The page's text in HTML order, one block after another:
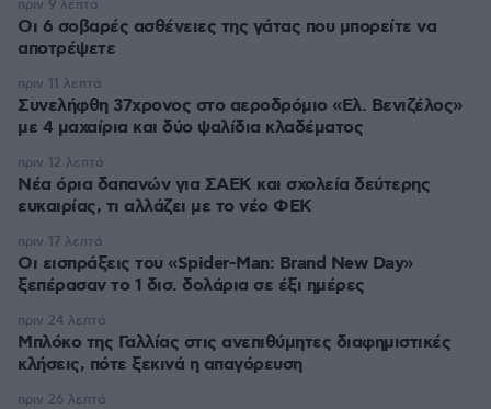
Οι 6 σοβαρές ασθένειες της γάτας που μπορείτε να
αποτρέψετε
πριν 9 λεπτά
Συνελήφθη 37χρονος στο αεροδρόμιο «Ελ. Βενιζέλος»
με 4 μαχαίρια και δύο ψαλίδια κλαδέματος
πριν 11 λεπτά
Νέα όρια δαπανών για ΣΑΕΚ και σχολεία δεύτερης
ευκαιρίας, τι αλλάζει με το νέο ΦΕΚ
πριν 12 λεπτά
Οι εισπράξεις του «Spider-Man: Brand New Day»
ξεπέρασαν το 1 δισ. δολάρια σε έξι ημέρες
πριν 17 λεπτά
Μπλόκο της Γαλλίας στις ανεπιθύμητες διαφημιστικές
κλήσεις, πότε ξεκινά η απαγόρευση
πριν 24 λεπτά
πριν 26 λεπτά